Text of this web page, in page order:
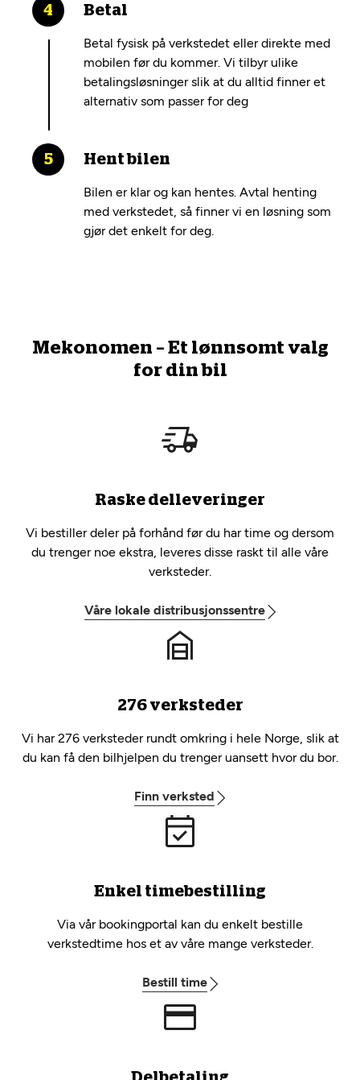
Betal
Betal fysisk på verkstedet eller direkte med
mobilen før du kommer. Vi tilbyr ulike
betalingsløsninger slik at du alltid finner et
alternativ som passer for deg
Hent bilen
Bilen er klar og kan hentes. Avtal henting
med verkstedet, så finner vi en løsning som
gjør det enkelt for deg.
Mekonomen – Et lønnsomt valg
for din bil
Raske delleveringer
Vi bestiller deler på forhånd før du har time og dersom
du trenger noe ekstra, leveres disse raskt til alle våre
verksteder.
Våre lokale distribusjonssentre
276 verksteder
Vi har 276 verksteder rundt omkring i hele Norge, slik at
du kan få den bilhjelpen du trenger uansett hvor du bor.
Finn verksted
Enkel timebestilling
Via vår bookingportal kan du enkelt bestille
verkstedtime hos et av våre mange verksteder.
Bestill time